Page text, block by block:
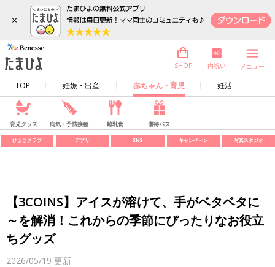
×
TOP 妊娠・出産 赤ちゃん・育児 妊活
SHOP 内祝い メニュー
育児グッズ 病気・予防接種 離乳食 優待パス
ひよこクラブ アプリ SNS キャンペーン 写真スタジオ
【3COINS】アイスが溶けて、手がベタベタに
～を解消！これからの季節にぴったりなお役立
ちグッズ
2026/05/19 更新